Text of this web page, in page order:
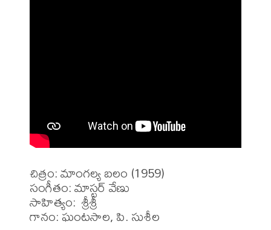
చిత్రం: మాంగల్య బలం (1959)
సంగీతం: మాస్టర్ వేణు
సాహిత్యం:  శ్రీశ్రీ
గానం: ఘంటసాల, పి. సుశీల